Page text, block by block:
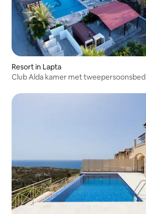
Resort in Lapta
Club Alda kamer met tweepersoonsbed